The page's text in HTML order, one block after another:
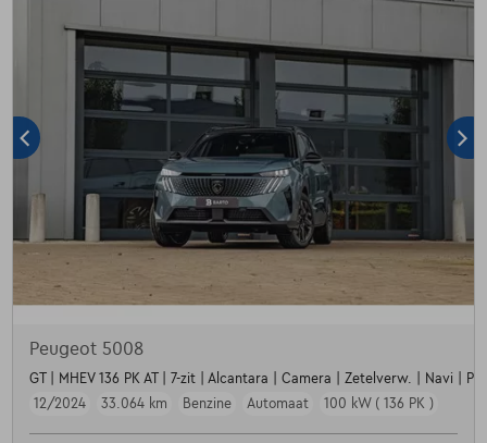
Peugeot 5008
GT | MHEV 136 PK AT | 7-zit | Alcantara | Camera | Zetelverw. | Navi |
12/2024
33.064 km Benzine Automaat 100 kW ( 136 PK )